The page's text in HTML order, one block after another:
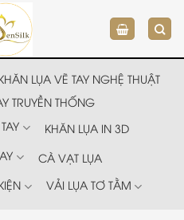
LỤA VẼ TAY NGHỆ THUẬT
TRUYỀN THỐNG
KHĂN LỤA IN 3D
CÀ VẠT LỤA
VẢI LỤA TƠ TẰM